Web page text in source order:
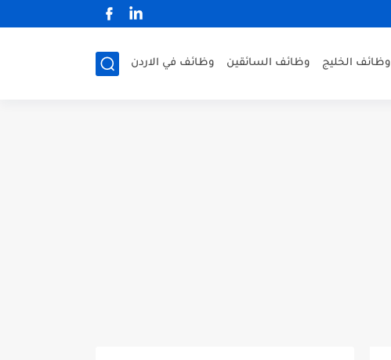
وظائف الخليج وظائف السائقين وظائف في الاردن